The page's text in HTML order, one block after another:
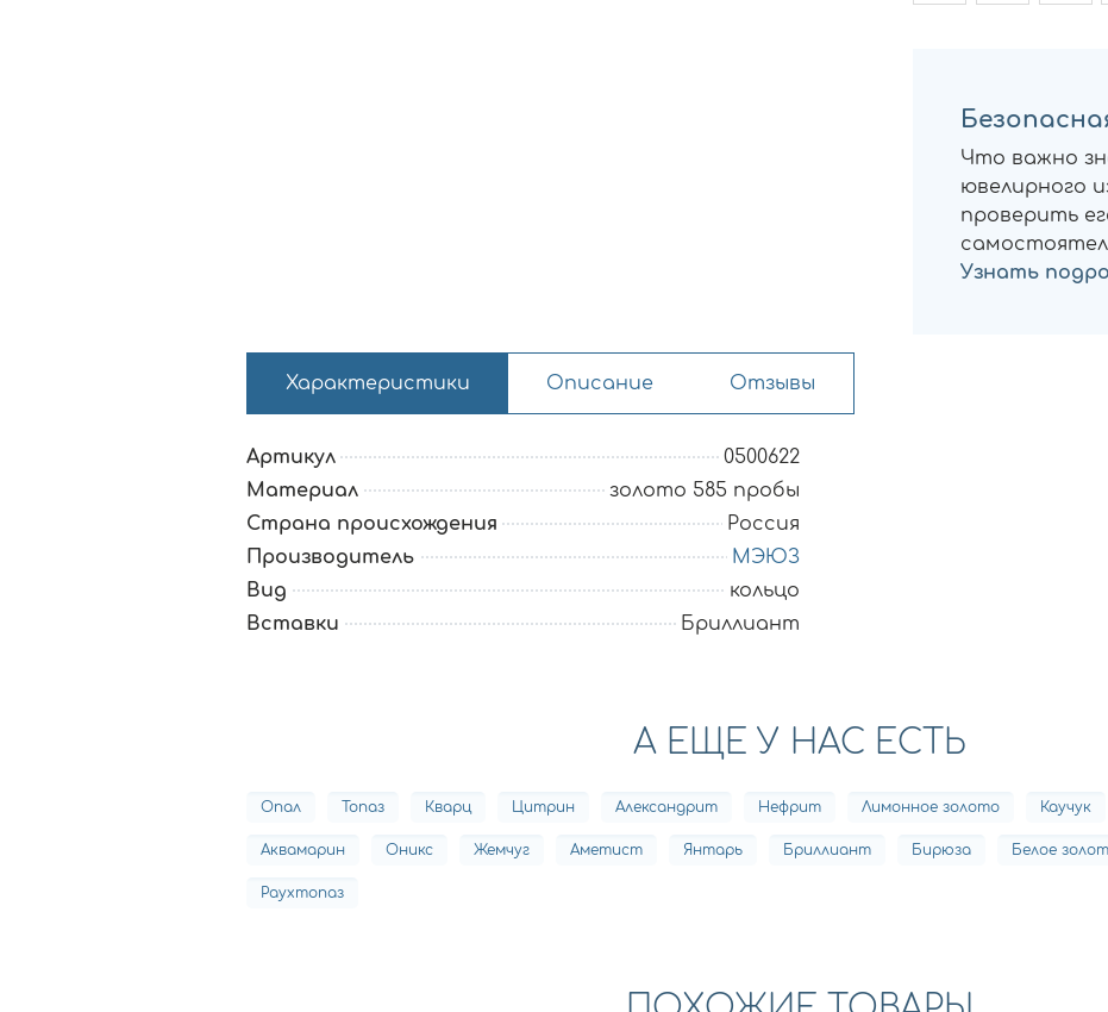
Что важно
ювелирного
проверить
Узнать
Характеристики Описание Отзывы
Артикул
0500622
Материал
золото 585 пробы
Страна происхождения
Россия
Производитель
МЭЮЗ
Вид
кольцо
Вставки
Бриллиант
А ЕЩЕ У НАС ЕСТЬ
Опал Топаз Кварц Цитрин Александрит Нефрит Лимонное золото Каучук
Аквамарин Оникс Жемчуг Аметист Янтарь Бриллиант Бирюза Белое
Раухтопаз